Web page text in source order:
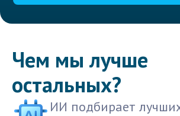
Чем мы лучше
остальных?
ИИ подбирает